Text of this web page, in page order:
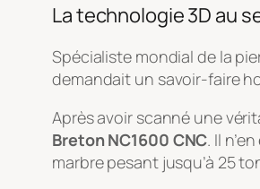
La technologie 3D au
Spécialiste mondial de la
demandait un savoir-faire
Après avoir scanné une
Breton NC1600 CNC. Il
marbre pesant jusqu’à 25